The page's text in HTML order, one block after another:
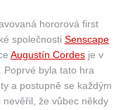
top
hororová first
společnosti Senscape
Augustín Cordes je v
Poprvé byla tato hra
a postupně se každým
že vůbec někdy